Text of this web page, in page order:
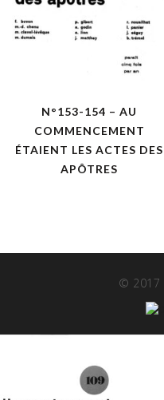
N°153-154 – AU
COMMENCEMENT
ÉTAIENT LES ACTES DES
APÔTRES
© 2017